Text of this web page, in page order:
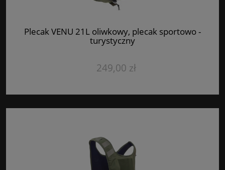
Plecak VENU 21L oliwkowy, plecak sportowo -
turystyczny
249,00 zł